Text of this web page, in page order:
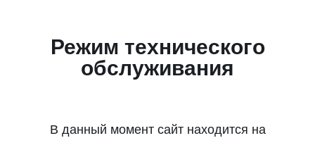
Режим технического
обслуживания
В данный момент сайт находится на